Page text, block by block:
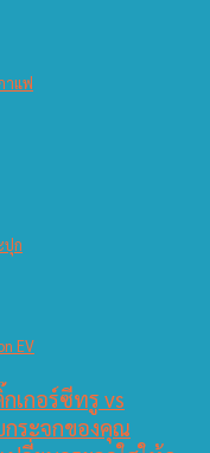
าแฟ
ปุก
EV
เกอร์ซีทรู vs
กระจกของคุณ